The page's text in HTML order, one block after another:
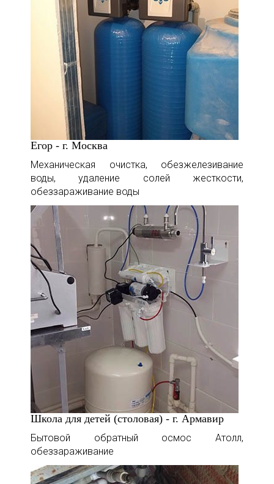
Егор - г. Москва
Механическая очистка, обезжелезивание
воды, удаление солей жесткости,
обеззараживание воды
Школа для детей (столовая) - г. Армавир
Бытовой обратный осмос Атолл,
обеззараживание